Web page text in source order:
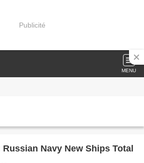
Publicité
MENU
Navy New Ships Total